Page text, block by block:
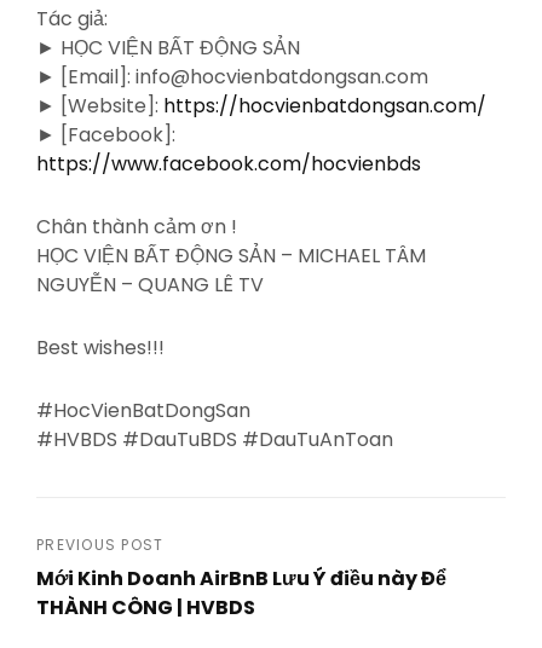
Tác giả:
► HỌC VIỆN BẤT ĐỘNG SẢN
► [Email]: info@hocvienbatdongsan.com
► [Website]: https://hocvienbatdongsan.com/
► [Facebook]:
https://www.facebook.com/hocvienbds
Chân thành cảm ơn !
HỌC VIỆN BẤT ĐỘNG SẢN – MICHAEL TÂM
NGUYỄN – QUANG LÊ TV
Best wishes!!!
#HocVienBatDongSan
#HVBDS #DauTuBDS #DauTuAnToan
Post
navigation
PREVIOUS POST
Mới Kinh Doanh AirBnB Lưu Ý điều này Để
THÀNH CÔNG | HVBDS